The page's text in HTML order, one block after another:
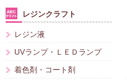
レジンクラフト
レジン液
UVランプ・ＬＥＤランプ
着色剤・コート剤